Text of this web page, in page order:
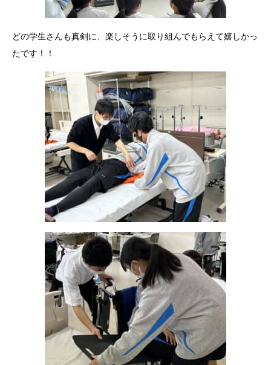
どの学生さんも真剣に、楽しそうに取り組んでもらえて嬉しかっ
たです！！